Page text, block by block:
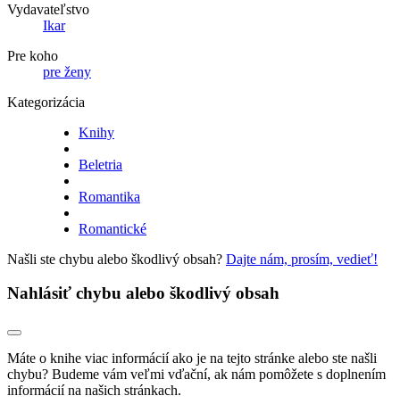
Vydavateľstvo
Ikar
Pre koho
pre ženy
Kategorizácia
Knihy
Beletria
Romantika
Romantické
Našli ste chybu alebo škodlivý obsah? Dajte nám, prosím, vedieť!
Nahlásiť chybu alebo škodlivý obsah
Máte o knihe viac informácií ako je na tejto stránke alebo ste našli
chybu? Budeme vám veľmi vďační, ak nám pomôžete s doplnením
informácií na našich stránkach.